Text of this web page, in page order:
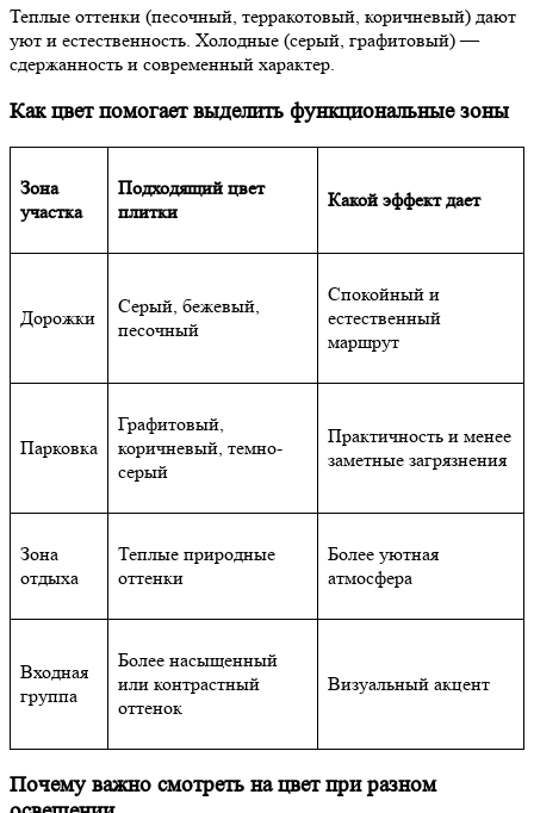
Теплые оттенки (песочный, терракотовый, коричневый) дают
уют и естественность. Холодные (серый, графитовый) —
сдержанность и современный характер.
Как цвет помогает выделить функциональные зоны
Зона
участка
Подходящий цвет
плитки
Какой эффект дает
Дорожки
Серый, бежевый,
песочный
Спокойный и
естественный
маршрут
Парковка
Графитовый,
коричневый, темно-
серый
Практичность и менее
заметные загрязнения
Зона
отдыха
Теплые природные
оттенки
Более уютная
атмосфера
Входная
группа
Более насыщенный
или контрастный
оттенок
Визуальный акцент
Почему важно смотреть на цвет при разном